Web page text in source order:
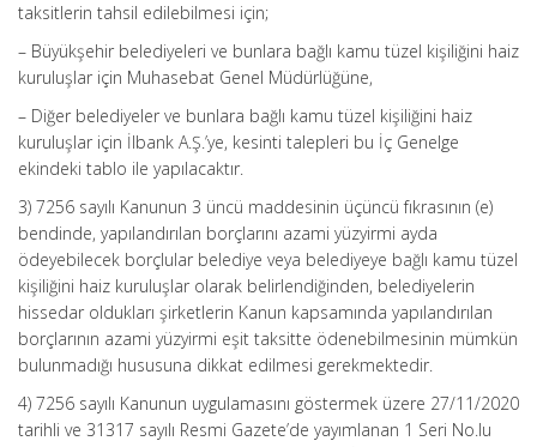
taksitlerin tahsil edilebilmesi için;
– Büyükşehir belediyeleri ve bunlara bağlı kamu tüzel kişiliğini haiz
kuruluşlar için Muhasebat Genel Müdürlüğüne,
– Diğer belediyeler ve bunlara bağlı kamu tüzel kişiliğini haiz
kuruluşlar için İlbank A.Ş.’ye, kesinti talepleri bu İç Genelge
ekindeki tablo ile yapılacaktır.
3) 7256 sayılı Kanunun 3 üncü maddesinin üçüncü fıkrasının (e)
bendinde, yapılandırılan borçlarını azami yüzyirmi ayda
ödeyebilecek borçlular belediye veya belediyeye bağlı kamu tüzel
kişiliğini haiz kuruluşlar olarak belirlendiğinden, belediyelerin
hissedar oldukları şirketlerin Kanun kapsamında yapılandırılan
borçlarının azami yüzyirmi eşit taksitte ödenebilmesinin mümkün
bulunmadığı hususuna dikkat edilmesi gerekmektedir.
4) 7256 sayılı Kanunun uygulamasını göstermek üzere 27/11/2020
tarihli ve 31317 sayılı Resmi Gazete’de yayımlanan 1 Seri No.lu